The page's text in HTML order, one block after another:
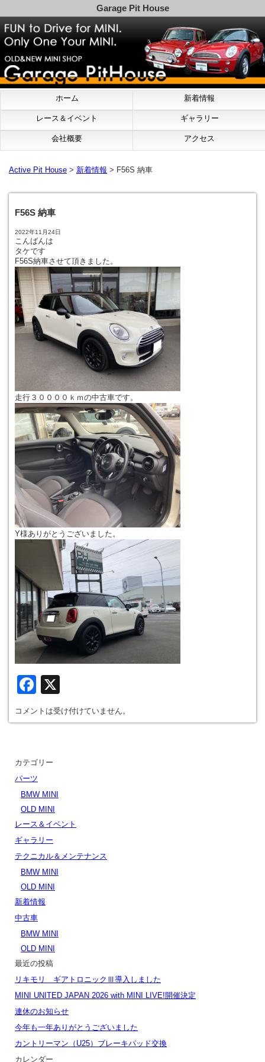
Garage Pit House
ホーム 新着情報
レース＆イベント ギャラリー
会社概要 アクセス
Active Pit House > 新着情報 > F56S 納車
F56S 納車
2022年11月24日
こんばんは
タケです
F56S納車させて頂きました。
走行３００００ｋｍの中古車です。
Y様ありがとうございました。
Facebook
コメントは受け付けていません。
カテゴリー
パーツ
BMW MINI
OLD MINI
レース＆イベント
ギャラリー
テクニカル＆メンテナンス
BMW MINI
OLD MINI
新着情報
中古車
BMW MINI
OLD MINI
最近の投稿
リキモリ ギアトロニックⅢ導入しました
MINI UNITED JAPAN 2026 with MINI LIVE!開催決定
連休のお知らせ
今年も一年ありがとうございました
カントリーマン（U25）ブレーキパッド交換
カレンダー